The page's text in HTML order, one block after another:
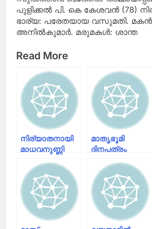
പുളിക്കൽ പി. കെ കേശവൻ (78)
ഭാര്യ: പരേതയായ വസുമതി.
അനിൽകുമാർ. മരുമകൾ: ശാന്ത
Read More
നിര്യാതനായി
മാധവനുണ്ണി
മാതൃഭൂമി
ദിനപത്രം
ഏജൻ്റും
ശശീധരൻ
നായർ
നിര്യാതനായി